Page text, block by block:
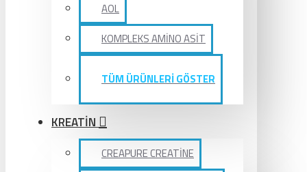
AOL
KOMPLEKS AMİNO ASİT
TÜM ÜRÜNLERİ GÖSTER
KREATİN
CREAPURE CREATİNE